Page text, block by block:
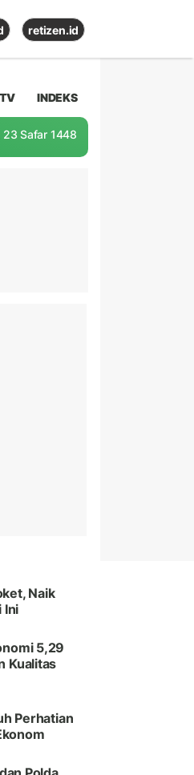
retizen.id
TV INDEKS
23 Safar 1448
Naik
Ini
5,29
Kualitas
Perhatian